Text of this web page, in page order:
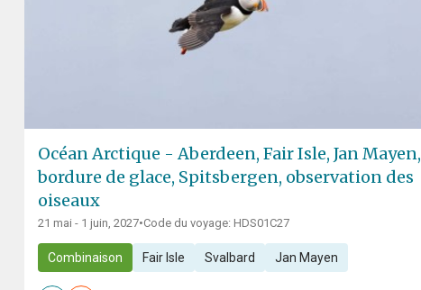
Océan Arctique - Aberdeen, Fair Isle, Jan Mayen,
bordure de glace, Spitsbergen, observation des
oiseaux
21 mai - 1 juin, 2027•Code du voyage: HDS01C27
Combinaison Fair Isle Svalbard Jan Mayen